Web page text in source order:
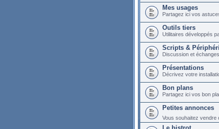
Mes usages
Partagez ici vos
Outils tiers
Utilitaires développés
Scripts &
Discussion et
Présentations
Décrivez votre
Bon plans
Partagez ici vos bon
Petites annonces
Vous souhaitez
Le bistrot